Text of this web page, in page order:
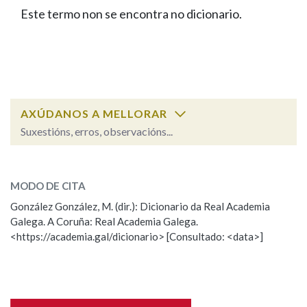
FIGURAS HOMENAXEADAS
PORTAL DAS PALABRAS
Facebook
TwitterYoutubeInstagram
Bluesky
BUSCAR NOS LEMAS
Remata por
BUSCAR NO CONTIDO
Nas definicións
Este termo non se encontra no dicionario.
AXÚDANOS A MELLORAR
Suxestións, erros, observacións...
Observación
Nome
MODO DE CITA
González González, M. (dir.): Dicionario da Real Academia
Galega. A Coruña: Real Academia Galega.
<https://academia.gal/dicionario> [Consultado: <data>]